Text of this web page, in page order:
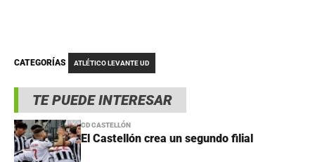
TE PUEDE INTERESAR
CD CASTELLÓN
El Castellón crea un segundo filial
CATEGORÍAS ATLÉTICO LEVANTE UD